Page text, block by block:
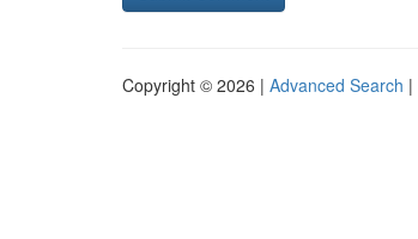
Copyright © 2026 | Advanced Search |